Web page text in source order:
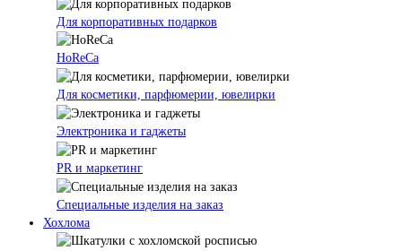
Для корпоративных подарков
HoReCa
Для косметики, парфюмерии, ювелирки
Электроника и гаджеты
PR и маркетинг
Специальные изделия на заказ
Хохлома